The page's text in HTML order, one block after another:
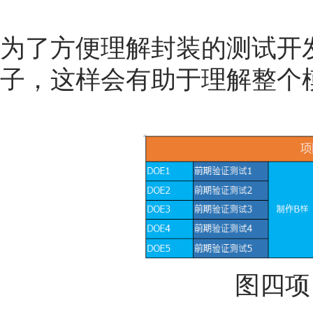
为了方便理解封装的测试
子，这样会有助于理解整个
图四